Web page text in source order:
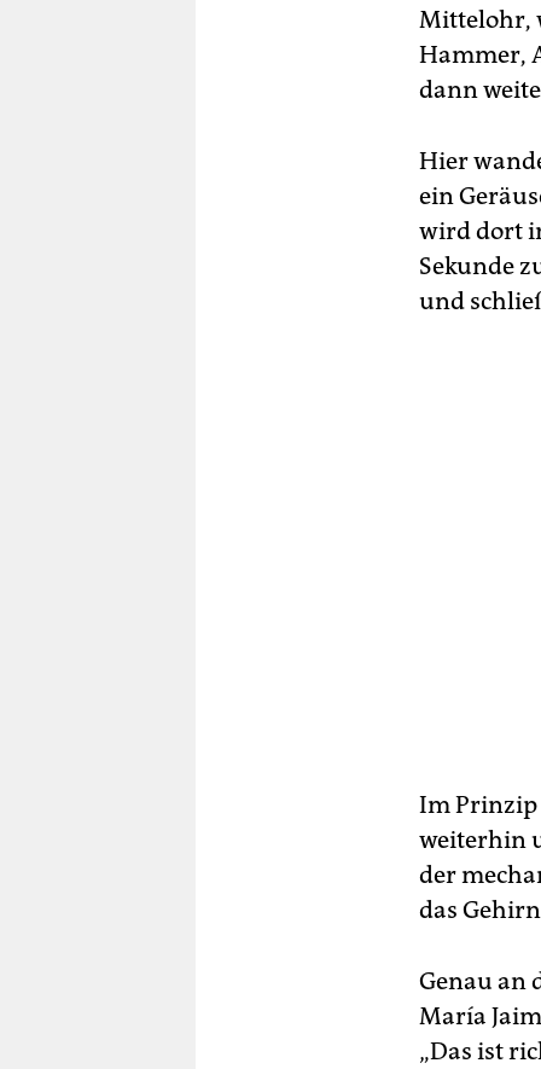
Mittelohr,
Hammer,
dann
Hier
ein
wird dort
Sekunde
und
Im Prinzip
weiterhin
der
das
Genau an
María
„Das ist